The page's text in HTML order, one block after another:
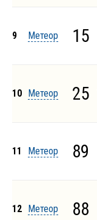
9 Метеор 15
10 Метеор 25
11 Метеор 89
12 Метеор 88